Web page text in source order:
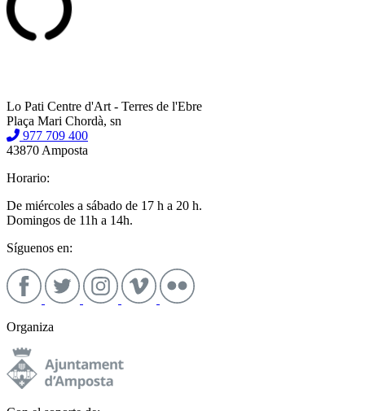
Lo Pati Centre d'Art - Terres de l'Ebre
Plaça Mari Chordà, sn
977 709 400
43870 Amposta
Horario:
De miércoles a sábado de 17 h a 20 h.
Domingos de 11h a 14h.
Síguenos en:
Organiza